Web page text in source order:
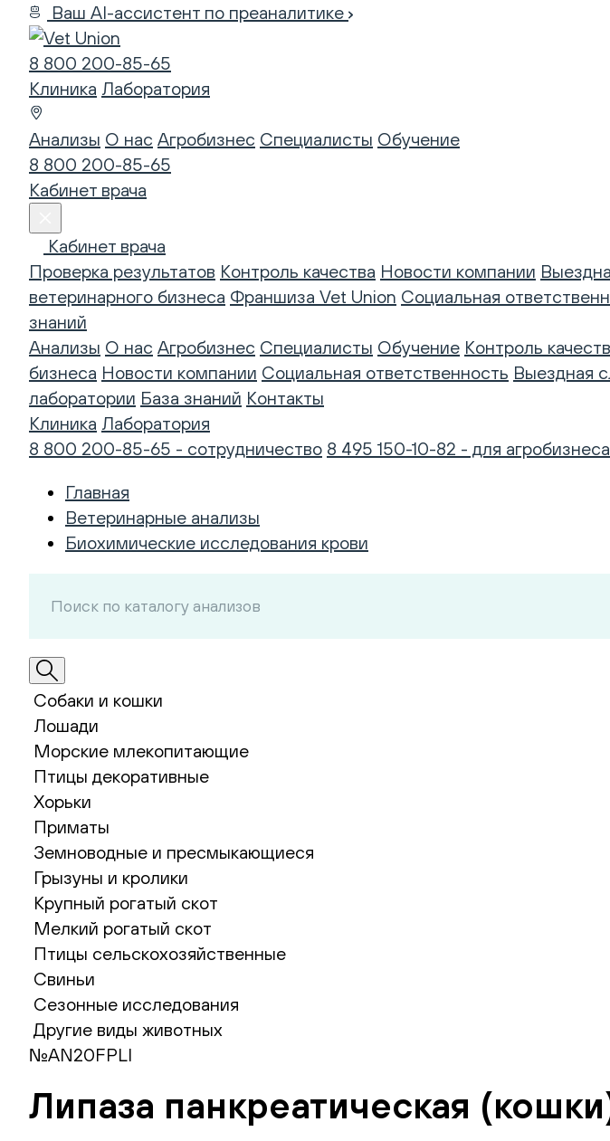
Ваш AI-ассистент по преаналитике
8 800 200-85-65
Клиника Лаборатория
Анализы О нас Агробизнес Специалисты Обучение
8 800 200-85-65
Кабинет врача
Кабинет врача
Проверка результатов Контроль качества Новости компании
ветеринарного бизнеса Франшиза Vet Union Социальная
знаний
Анализы О нас Агробизнес Специалисты Обучение Контроль
бизнеса Новости компании Социальная ответственность Выездная
лаборатории База знаний Контакты
Клиника Лаборатория
8 800 200-85-65 - сотрудничество 8 495 150-10-82 - для агробизнеса
Главная
Ветеринарные анализы
Биохимические исследования крови
Собаки и кошки
Лошади
Морские млекопитающие
Птицы декоративные
Хорьки
Приматы
Земноводные и пресмыкающиеся
Грызуны и кролики
Крупный рогатый скот
Мелкий рогатый скот
Птицы сельскохозяйственные
Свиньи
Сезонные исследования
Другие виды животных
№AN20FPLI
Липаза панкреатическая